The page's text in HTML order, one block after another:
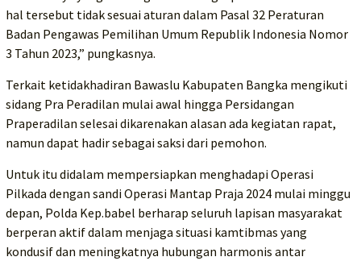
hal tersebut tidak sesuai aturan dalam Pasal 32 Peraturan
Badan Pengawas Pemilihan Umum Republik Indonesia Nomor
3 Tahun 2023,” pungkasnya.
Terkait ketidakhadiran Bawaslu Kabupaten Bangka mengikuti
sidang Pra Peradilan mulai awal hingga Persidangan
Praperadilan selesai dikarenakan alasan ada kegiatan rapat,
namun dapat hadir sebagai saksi dari pemohon.
Untuk itu didalam mempersiapkan menghadapi Operasi
Pilkada dengan sandi Operasi Mantap Praja 2024 mulai minggu
depan, Polda Kep.babel berharap seluruh lapisan masyarakat
berperan aktif dalam menjaga situasi kamtibmas yang
kondusif dan meningkatnya hubungan harmonis antar